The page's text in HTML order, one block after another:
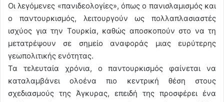
Οι λεγόμενες «πανιδεολογίες», όπως ο πανισλαμισμός και
ο παντουρκισμός, λειτουργούν ως πολλαπλασιαστές
ισχύος για την Τουρκία, καθώς αποσκοπούν στο να τη
μετατρέψουν σε σημείο αναφοράς μιας ευρύτερης
γεωπολιτικής ενότητας.
Τα τελευταία χρόνια, ο παντουρκισμός φαίνεται να
καταλαμβάνει ολοένα πιο κεντρική θέση στους
σχεδιασμούς της Άγκυρας, επειδή της προσφέρει ένα